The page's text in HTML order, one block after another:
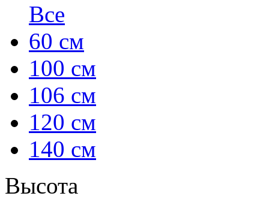
Все
60 см
100 см
106 см
120 см
140 см
Высота